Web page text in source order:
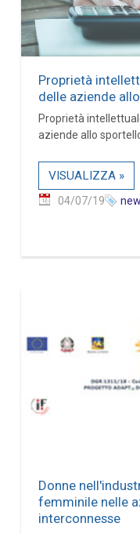
Proprietà
delle aziende
Proprietà
aziende allo
VISUALIZZA »
04/07/19
Donne
femminile nelle
interconnesse